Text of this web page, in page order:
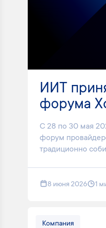
ИИТ
форума
С 28 по 30 мая
форум
традиционно
8 июня 2026 1
Компания